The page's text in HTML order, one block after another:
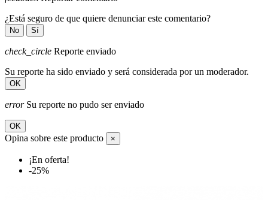
¿Está seguro de que quiere denunciar este comentario?
No Sí
check_circle Reporte enviado
Su reporte ha sido enviado y será considerada por un moderador.
OK
errorSu reporte no pudo ser enviado
OK
Opina sobre este producto ×
¡En oferta!
-25%